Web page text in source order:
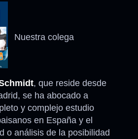
Nuestra colega
, que reside desde
se ha abocado a
y complejo estudio
en España y el
o análisis de la posibilidad